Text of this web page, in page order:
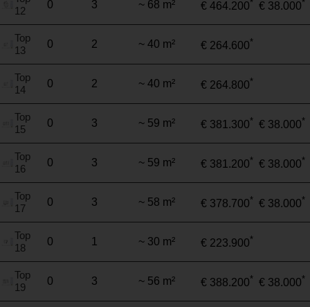
12
0 3 ~ 68 m² € 464.200* € 38.000*
Top
13
0 2 ~ 40 m² € 264.600*
Top
14
0 2 ~ 40 m² € 264.800*
Top
15
0 3 ~ 59 m² € 381.300* € 38.000*
Top
16
0 3 ~ 59 m² € 381.200* € 38.000*
Top
17
0 3 ~ 58 m² € 378.700* € 38.000*
Top
18
0 1 ~ 30 m² € 223.900*
Top
19
0 3 ~ 56 m² € 388.200* € 38.000*